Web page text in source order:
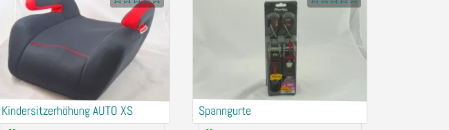
Kindersitzerhöhung AUTO XS Spanngurte